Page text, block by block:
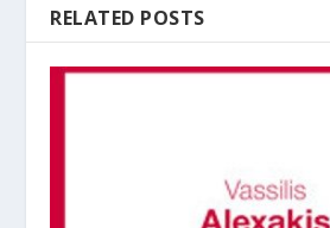
RELATED POSTS